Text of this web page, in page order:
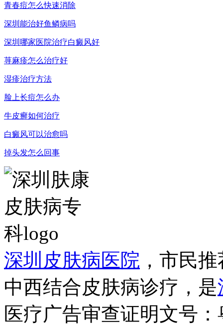
青春痘怎么快速消除
深圳能治好鱼鳞病吗
深圳哪家医院治疗白癜风好
荨麻疹怎么治疗好
湿疹治疗方法
脸上长痘怎么办
牛皮癣如何治疗
白癜风可以治愈吗
掉头发怎么回事
深圳皮肤病医院 ，市民
中西结合皮肤病诊疗，是
医疗广告审查证明文号